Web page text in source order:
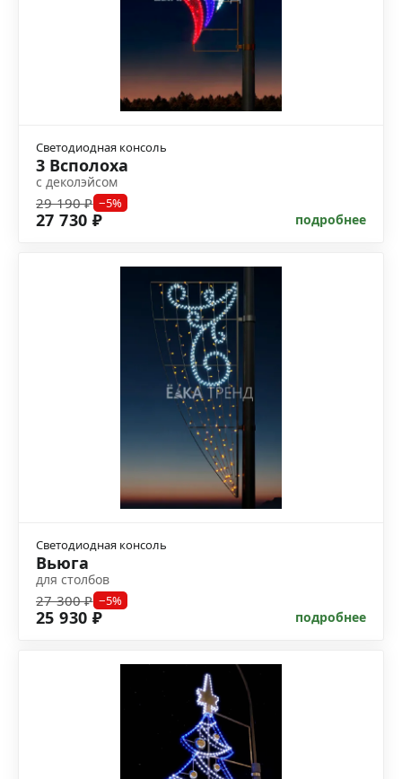
Светодиодная консоль
3 Всполоха
с деколэйсом
29 190 ₽ −5%
27 730 ₽ подробнее
Светодиодная консоль
Вьюга
для столбов
27 300 ₽ −5%
25 930 ₽ подробнее